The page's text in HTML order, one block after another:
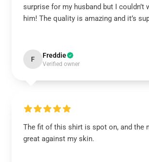
surprise for my husband but I couldn’t
him! The quality is amazing and it’s
F Freddie
Verified owner
The fit of this shirt is spot on, and the
great against my skin.